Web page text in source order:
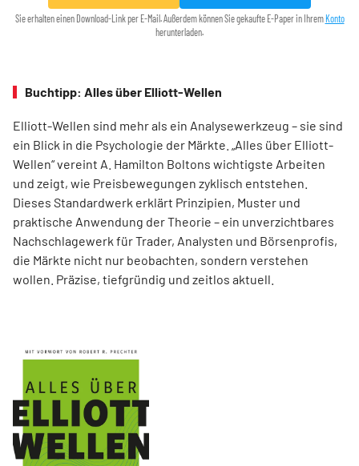
Sie erhalten einen Download-Link per E-Mail. Außerdem können Sie gekaufte E-Paper in IhremKonto
herunterladen.
Buchtipp: Alles über Elliott-Wellen
Elliott-Wellen sind mehr als ein Analysewerkzeug – sie sind
ein Blick in die Psychologie der Märkte. „Alles über Elliott-
Wellen“ vereint A. Hamilton Boltons wichtigste Arbeiten
und zeigt, wie Preisbewegungen zyklisch entstehen.
Dieses Standardwerk erklärt Prinzipien, Muster und
praktische Anwendung der Theorie – ein unverzichtbares
Nachschlagewerk für Trader, Analysten und Börsenprofis,
die Märkte nicht nur beobachten, sondern verstehen
wollen. Präzise, tiefgründig und zeitlos aktuell.